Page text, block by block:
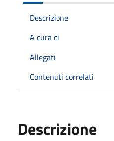
Descrizione
A cura di
Allegati
Contenuti correlati
Descrizione